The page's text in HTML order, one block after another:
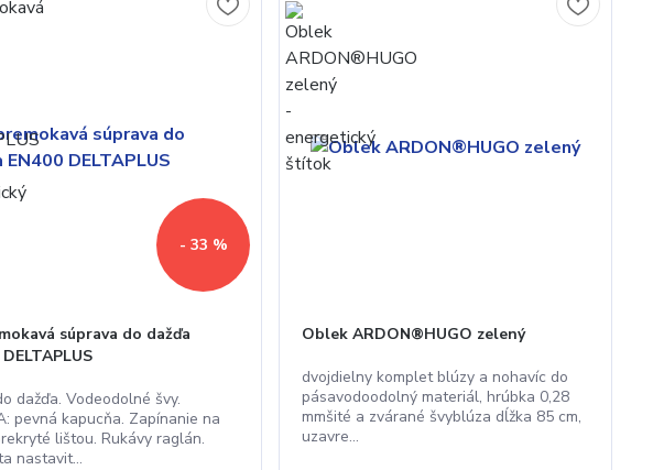
- 33 %
súprava do dažďa
dažďa. Vodeodolné švy.
pevná kapucňa. Zapínanie na
lištou. Rukávy raglán.
nastavit...
Oblek ARDON®HUGO zelený
dvojdielny komplet blúzy a nohavíc do
pásavodoodolný materiál, hrúbka 0,28
mmšité a zvárané švyblúza dĺžka 85 cm,
uzavre...